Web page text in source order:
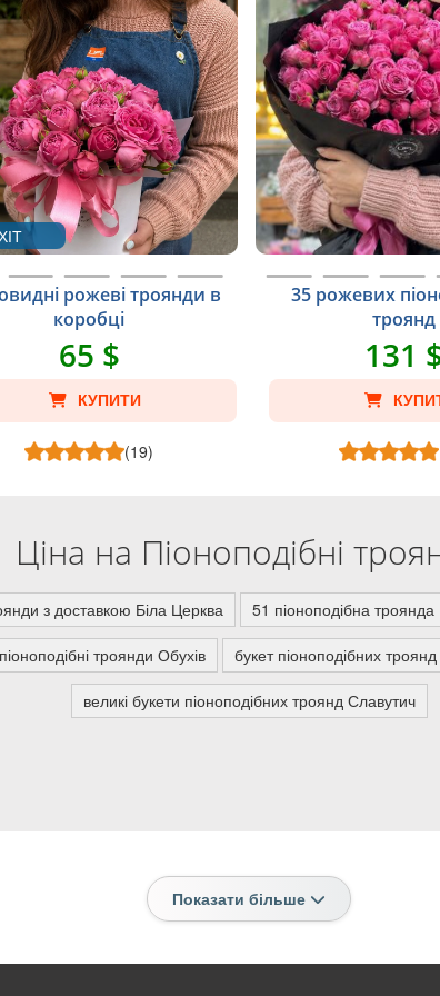
рожеві троянди в
коробці
65 $
КУПИТИ
(19)
35 рожевих
троянд
131
Ціна на Піоноподібні
з доставкою Біла Церква 51 піоноподібна троянда
піоноподібні троянди Обухів букет піоноподібних
великі букети піоноподібних троянд Славутич
Показати більше